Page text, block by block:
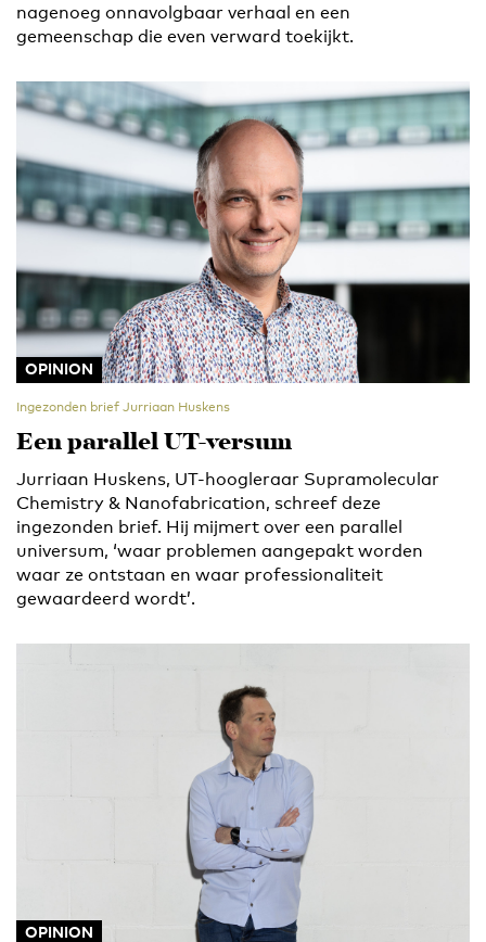
nagenoeg onnavolgbaar verhaal en een
gemeenschap die even verward toekijkt.
OPINION
Ingezonden brief Jurriaan Huskens
Een parallel UT-versum
Jurriaan Huskens, UT-hoogleraar Supramolecular
Chemistry & Nanofabrication, schreef deze
ingezonden brief. Hij mijmert over een parallel
universum, ‘waar problemen aangepakt worden
waar ze ontstaan en waar professionaliteit
gewaardeerd wordt’.
OPINION